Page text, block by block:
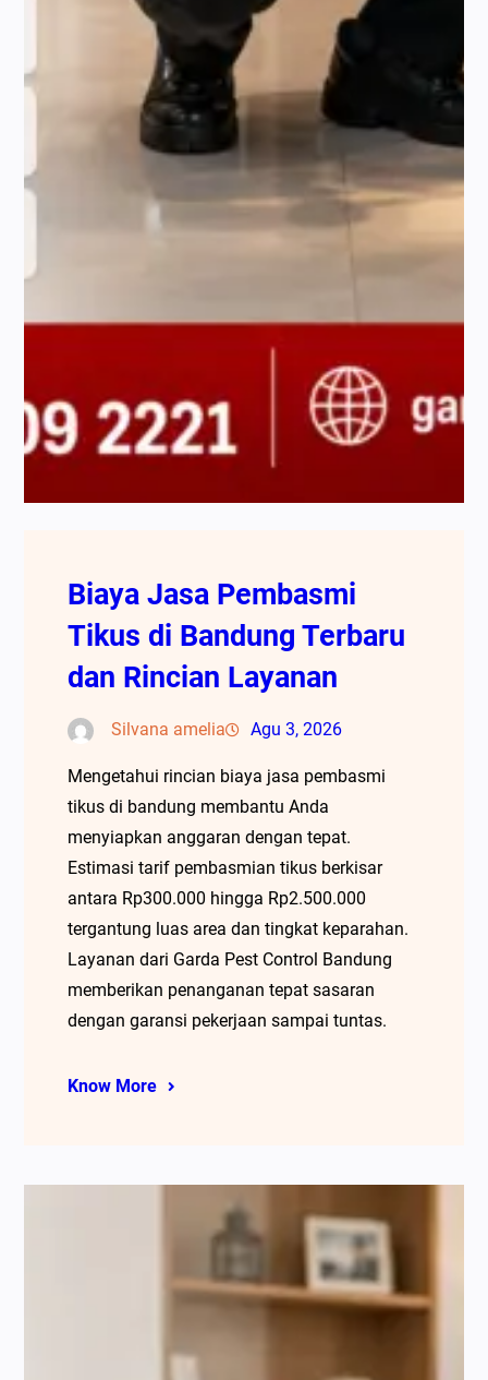
Biaya Jasa Pembasmi
Tikus di Bandung Terbaru
dan Rincian Layanan
Silvana amelia Agu 3, 2026
Mengetahui rincian biaya jasa pembasmi
tikus di bandung membantu Anda
menyiapkan anggaran dengan tepat.
Estimasi tarif pembasmian tikus berkisar
antara Rp300.000 hingga Rp2.500.000
tergantung luas area dan tingkat keparahan.
Layanan dari Garda Pest Control Bandung
memberikan penanganan tepat sasaran
dengan garansi pekerjaan sampai tuntas.
Know More